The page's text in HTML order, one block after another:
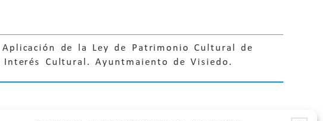
de la Ley de Patrimonio Cultural de
Cultural. Ayuntmaiento de Visiedo.